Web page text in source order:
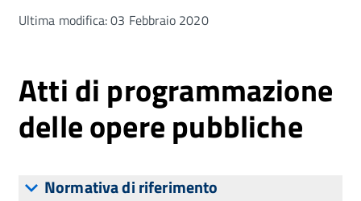
Ultima modifica: 03 Febbraio 2020
Atti di programmazione
delle opere pubbliche
Normativa di riferimento